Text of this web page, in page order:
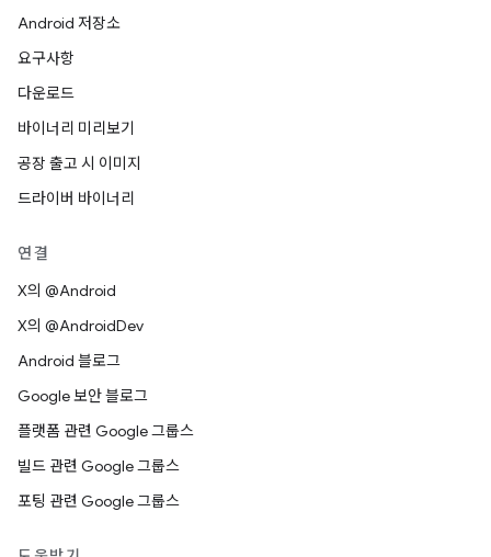
Android 저장소
요구사항
다운로드
바이너리 미리보기
공장 출고 시 이미지
드라이버 바이너리
연결
X의 @Android
X의 @AndroidDev
Android 블로그
Google 보안 블로그
플랫폼 관련 Google 그룹스
빌드 관련 Google 그룹스
포팅 관련 Google 그룹스